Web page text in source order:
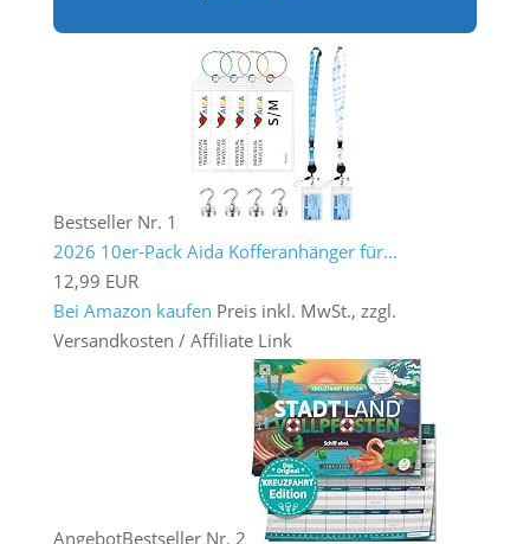
Bestseller Nr. 1
2026 10er-Pack Aida Kofferanhänger für...
12,99 EUR
Bei Amazon kaufen Preis inkl. MwSt., zzgl.
Versandkosten / Affiliate Link
AngebotBestseller Nr. 2